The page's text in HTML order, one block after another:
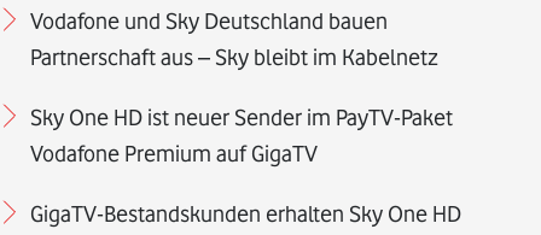
Vodafone und Sky Deutschland bauen
Partnerschaft aus – Sky bleibt im Kabelnetz
Sky One HD ist neuer Sender im PayTV-Paket
Vodafone Premium auf GigaTV
GigaTV-Bestandskunden erhalten Sky One HD